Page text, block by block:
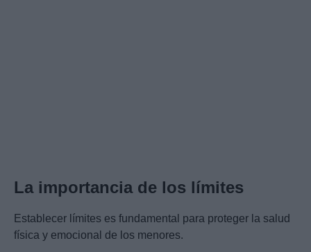
La importancia de los límites
Establecer límites es fundamental para proteger la salud
física y emocional de los menores.